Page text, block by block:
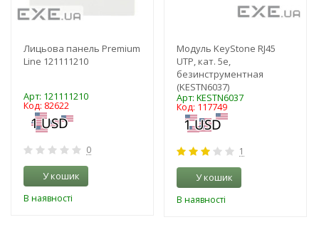
Лицьова панель Premium
Line 121111210
Арт: 121111210
Код: 82622
0
У кошик
В наявності
Модуль KeyStone RJ45
UTP, кат. 5e,
безинструментная
(KESTN6037)
Арт: KESTN6037
Код: 117749
1
У кошик
В наявності